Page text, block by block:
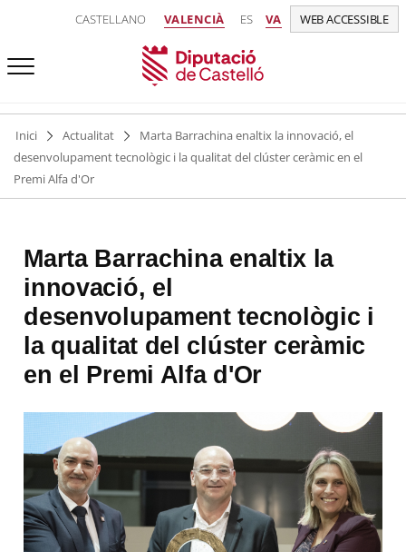
CASTELLANO VALENCIÀ ES VA WEB ACCESSIBLE
Inici Actualitat
Marta Barrachina enaltix la innovació, el
desenvolupament tecnològic i la qualitat del clúster ceràmic en el
Premi Alfa d'Or
Marta Barrachina enaltix la
innovació, el
desenvolupament tecnològic i
la qualitat del clúster ceràmic
en el Premi Alfa d'Or